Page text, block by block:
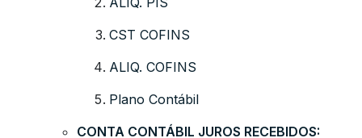
CST COFINS
ALIQ. COFINS
Plano Contábil
CONTA CONTÁBIL JUROS RECEBIDOS: